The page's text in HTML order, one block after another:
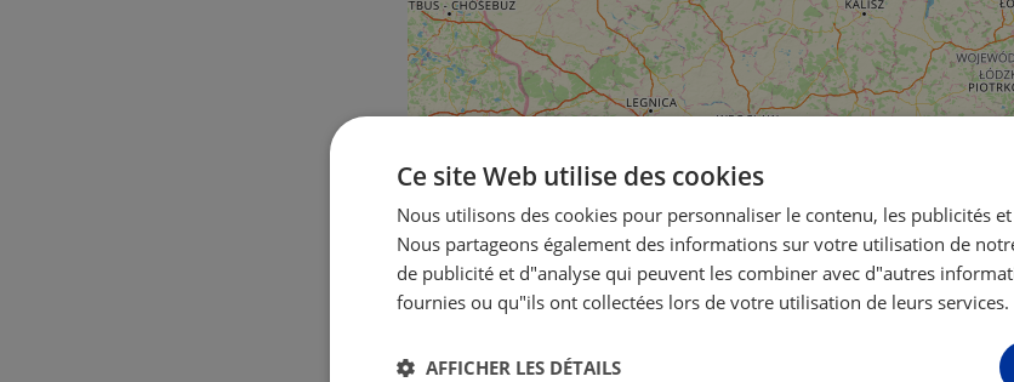
Ce site Web utilise des cookies
Nous utilisons des cookies pour personnaliser le contenu, les publicités
Nous partageons également des informations sur votre utilisation de
de publicité et d"analyse qui peuvent les combiner avec d"autres
fournies ou qu"ils ont collectées lors de votre utilisation de leurs services.
AFFICHER LES DÉTAILS